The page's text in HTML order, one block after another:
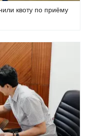
квоту по приёму